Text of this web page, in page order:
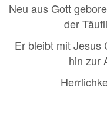
Neu aus Gott
der
Er bleibt mit Jesus
hin zur